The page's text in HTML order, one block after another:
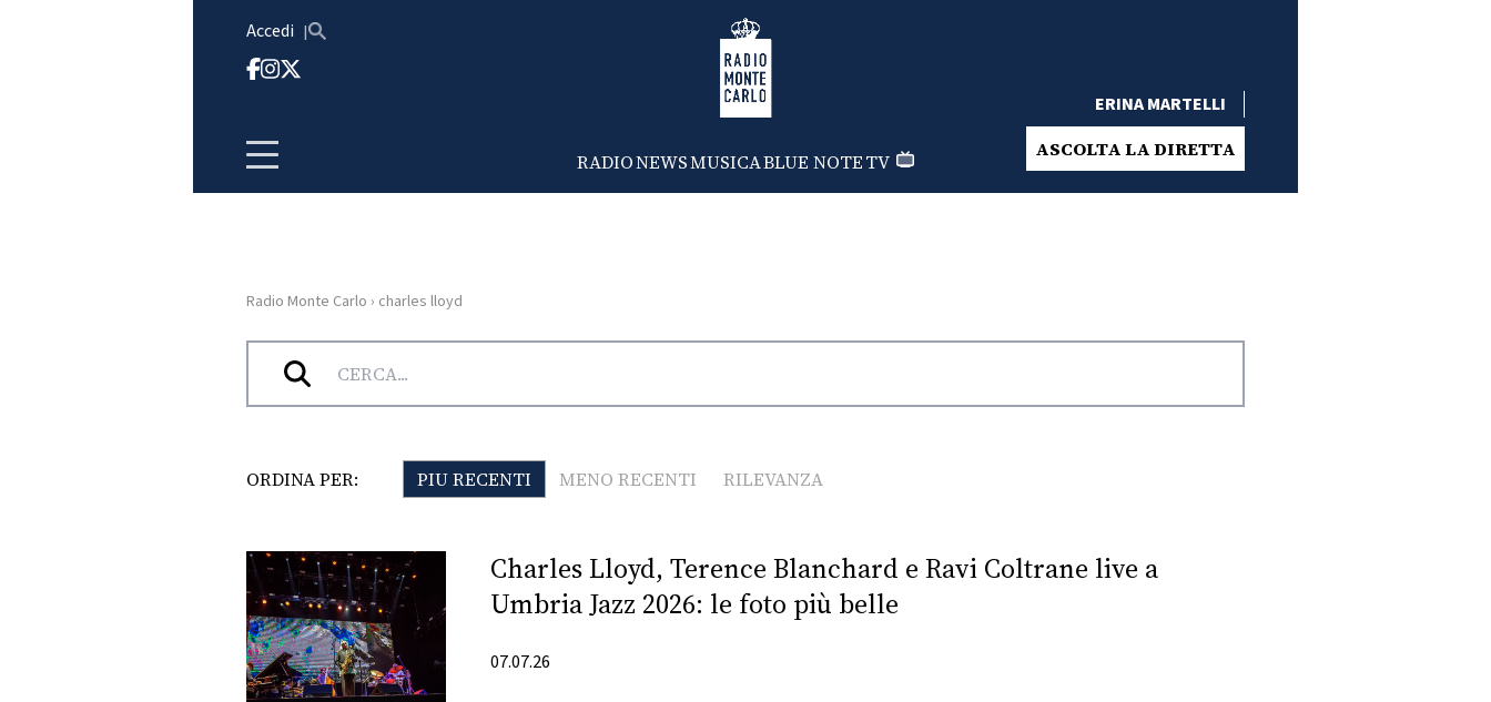
Accedi Radio Monte Carlo
RADIONEWSMUSICABLUE NOTETV
ERINA MARTELLI
ASCOLTA LA DIRETTA
HOME
RADIO
NEWS
FOTO
Radio Monte Carlo › charles lloyd
Tag:charles lloyd
ORDINA PER: PIU RECENTI MENO RECENTI RILEVANZA
Charles Lloyd, Terence Blanchard e Ravi Coltrane live a
Umbria Jazz 2026: le foto più belle
07.07.26